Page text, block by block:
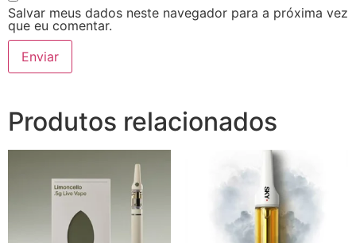
Salvar meus dados neste navegador para a próxima vez
que eu comentar.
Produtos relacionados